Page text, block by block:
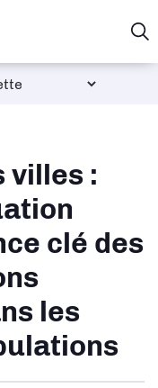
villes :
clé des
les